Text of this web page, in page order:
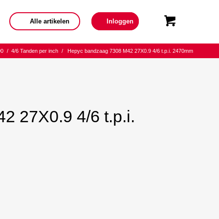
Alle artikelen Inloggen
/ 4/6 Tanden per inch / Hepyc bandzaag 7308 M42 27X0.9 4/6 t.p.i. 2470mm
27X0.9 4/6 t.p.i.